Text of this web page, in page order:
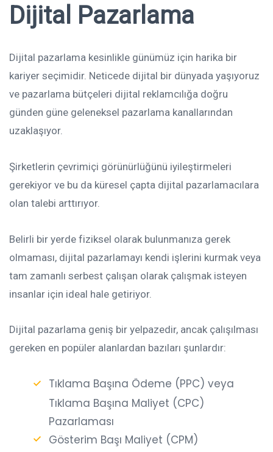
Dijital Pazarlama
Dijital pazarlama kesinlikle günümüz için harika bir
kariyer seçimidir. Neticede dijital bir dünyada yaşıyoruz
ve pazarlama bütçeleri dijital reklamcılığa doğru
günden güne geleneksel pazarlama kanallarından
uzaklaşıyor.
Şirketlerin çevrimiçi görünürlüğünü iyileştirmeleri
gerekiyor ve bu da küresel çapta dijital pazarlamacılara
olan talebi arttırıyor.
Belirli bir yerde fiziksel olarak bulunmanıza gerek
olmaması, dijital pazarlamayı kendi işlerini kurmak veya
tam zamanlı serbest çalışan olarak çalışmak isteyen
insanlar için ideal hale getiriyor.
Dijital pazarlama geniş bir yelpazedir, ancak çalışılması
gereken en popüler alanlardan bazıları şunlardır:
Tıklama Başına Ödeme (PPC) veya
Tıklama Başına Maliyet (CPC)
Pazarlaması
Gösterim Başı Maliyet (CPM)